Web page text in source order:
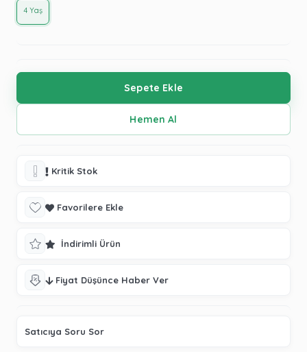
4 Yaş
Kritik Stok
Favorilere Ekle
İndirimli Ürün
Fiyat Düşünce Haber Ver
Satıcıya Soru Sor